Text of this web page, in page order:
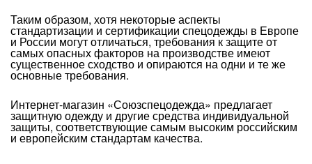
Таким образом, хотя некоторые аспекты
стандартизации и сертификации спецодежды в Европе
и России могут отличаться, требования к защите от
самых опасных факторов на производстве имеют
существенное сходство и опираются на одни и те же
основные требования.
Интернет-магазин «Союзспецодежда» предлагает
защитную одежду и другие средства индивидуальной
защиты, соответствующие самым высоким российским
и европейским стандартам качества.